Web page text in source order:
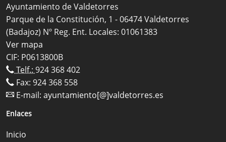
Ayuntamiento de Valdetorres
Parque de la Constitución, 1 - 06474 Valdetorres
(Badajoz) Nº Reg. Ent. Locales: 01061383
Ver mapa
CIF: P0613800B
Telf.: 924 368 402
Fax: 924 368 558
E-mail: ayuntamiento[@]valdetorres.es
Enlaces
Inicio